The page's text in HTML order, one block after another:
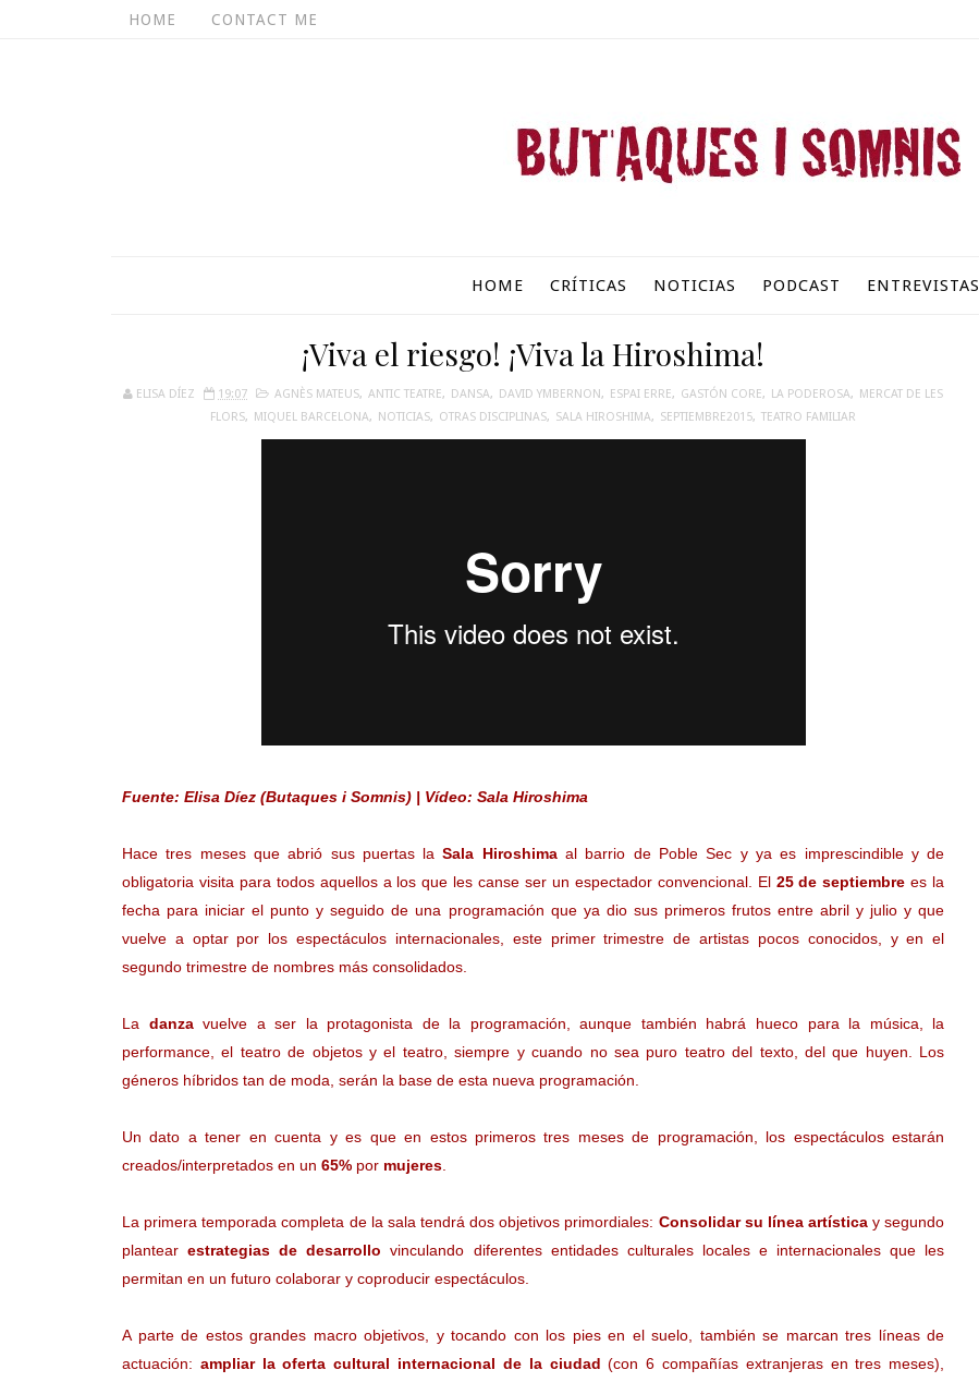
HOME CONTACT ME
HOME CRÍTICAS NOTICIAS PODCAST ENTREVISTAS
¡Viva el riesgo! ¡Viva la Hiroshima!
ELISA DÍEZ 19:07 AGNÈS MATEUS, ANTIC TEATRE, DANSA, DAVID YMBERNON, ESPAI ERRE, GASTÓN CORE, LA PODEROSA, MERCAT DE LES
FLORS, MIQUEL BARCELONA, NOTICIAS, OTRAS DISCIPLINAS, SALA HIROSHIMA, SEPTIEMBRE2015, TEATRO FAMILIAR
Fuente: Elisa Díez (Butaques i Somnis) | Vídeo: Sala Hiroshima
Hace tres meses que abrió sus puertas laSala Hiroshimaal barrio de Poble Sec y ya es imprescindible y de
obligatoria visita para todos aquellos a los que les canse ser un espectador convencional. El 25 de septiembre es la
fecha para iniciar el punto y seguido de una programación que ya dio sus primeros frutos entre abril y julio y que
vuelve a optar por los espectáculos internacionales, este primer trimestre de artistas pocos conocidos, y en el
segundo trimestre de nombres más consolidados.
La danzavuelve a ser la protagonista de la programación, aunque también habrá hueco para la música, la
performance, el teatro de objetos y el teatro, siempre y cuando no sea puro teatro del texto, del que huyen. Los
géneros híbridos tan de moda, serán la base de esta nueva programación.
Un dato a tener en cuenta y es que en estos primeros tres meses de programación, los espectáculos estarán
creados/interpretados en un 65% por mujeres
La primera temporada completa de la sala tendrá dos objetivos primordiales: Consolidar su línea artísticay segundo
plantearestrategias de desarrollovinculando diferentes entidades culturales locales e internacionales que les
permitan en un futuro colaborar y coproducir espectáculos.
A parte de estos grandes macro objetivos, y tocando con los pies en el suelo, también se marcan tres líneas de
actuación: ampliar la oferta cultural internacional de la ciudad (con 6 compañías extranjeras en tres meses),